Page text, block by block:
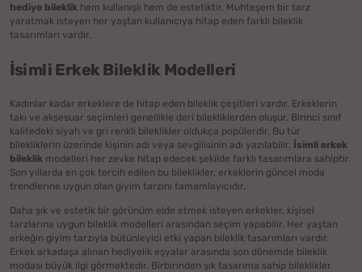
hediye bileklik hem kullanışlı hem de estetiktir. Muhteşem bir tarz
yaratmak isteyen her yaştan kullanıcıya hitap eden farklı bileklik
tasarımları vardır.
İsimli Erkek Bileklik Modelleri
Kadınlar kadar erkeklere de hitap eden bileklik çeşitleri vardır. Erkeklerin
takı ve aksesuar seçimleri genellikle deri bilekliklerden oluşur. Birinci sınıf
kalitedeki siyah ve gri renkli bileklikler oldukça popülerdir. Bu tür
bilekliklerin üzerinde kişinin adı veya sevgilisinin adı yazılabilir. İsimli erkek
bileklik modelleri her zevke hitap edecek şekilde farklı tasarımlara sahiptir.
Son yıllarda en çok tercih edilen bu bileklikler, erkeklerin güncel moda
trendlerine uygun olan giyim tarzını tamamlayıcıdır.
Daha şık ve estetik bir görünüm elde etmek isteyen erkekler, kişisel
tarzlarına uygun bileklik modelleri arasından seçim yapabilir. Her yaştan
erkeğin giyim tarzıyla bütünleyici etki yapan bileklik tasarımları vardır.
Erkek arkadaşa alınan hediyelik eşyalar arasında son dönemde bileklik
modası büyük ilgi görmektedir. Birbirinden şık tasarıma sahip bileklikler